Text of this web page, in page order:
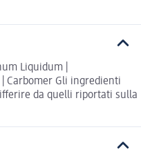
Liquidum |
Carbomer Gli ingredienti
da quelli riportati sulla